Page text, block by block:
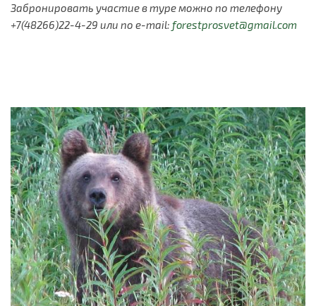
Забронировать участие в туре можно по телефону
+7(48266)22-4-29 или по e-mail: forestprosvet@gmail.com